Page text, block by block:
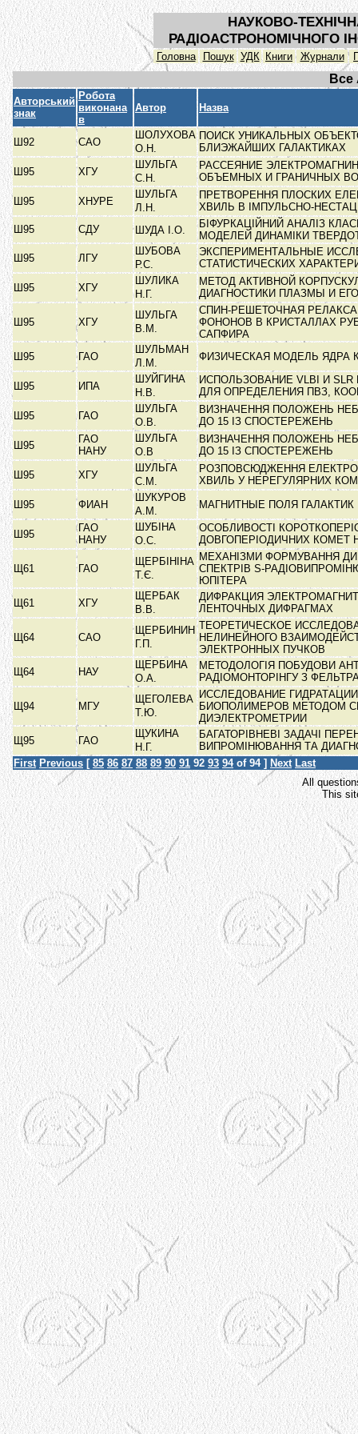
НАУКОВО-
РАДІОАСТРОНОМІЧНОГО
Головна Пошук УДК Книги Журнали
Все
Авторський
знак
Робота
виконана
в
Автор Назва
Ш92 САО
ШОЛУХОВА
О.Н.
ПОИСК УНИКАЛЬНЫХ
БЛИЭЖАЙШИХ ГАЛАКТИКАХ
Ш95
ХГУ
ШУЛЬГА
С.Н.
РАССЕЯНИЕ
ОБЪЕМНЫХ И ГРАНИЧНЫХ
Ш95
ХНУРЕ
ШУЛЬГА
Л.Н.
ПРЕТВОРЕННЯ ПЛОСКИХ
ХВИЛЬ В ІМПУЛЬСНО-
Ш95
СДУ ШУДА І.О.
БІФУРКАЦІЙНИЙ АНАЛІЗ
МОДЕЛЕЙ ДИНАМІКИ
Ш95
ЛГУ
ШУБОВА
Р.С.
ЭКСПЕРИМЕНТАЛЬНЫЕ
СТАТИСТИЧЕСКИХ
Ш95
ХГУ
ШУЛИКА
Н.Г.
МЕТОД АКТИВНОЙ
ДИАГНОСТИКИ ПЛАЗМЫ И
Ш95 ХГУ
ШУЛЬГА
В.М.
СПИН-РЕШЕТОЧНАЯ
ФОНОНОВ В КРИСТАЛЛАХ
САПФИРА
Ш95
ГАО
ШУЛЬМАН
Л.М.
ФИЗИЧЕСКАЯ МОДЕЛЬ ЯДРА
Ш95 ИПА
ШУЙГИНА
Н.В.
ИСПОЛЬЗОВАНИЕ VLBI И
ДЛЯ ОПРЕДЕЛЕНИЯ ПВЗ,
Ш95
ГАО
ШУЛЬГА
О.В.
ВИЗНАЧЕННЯ ПОЛОЖЕНЬ
ДО 15 ІЗ СПОСТЕРЕЖЕНЬ
Ш95
ГАО
НАНУ
ШУЛЬГА
О.В
ВИЗНАЧЕННЯ ПОЛОЖЕНЬ
ДО 15 ІЗ СПОСТЕРЕЖЕНЬ
Ш95
ХГУ
ШУЛЬГА
С.М.
РОЗПОВСЮДЖЕННЯ
ХВИЛЬ У НЕРЕГУЛЯРНИХ
Ш95
ФИАН
ШУКУРОВ
А.М.
МАГНИТНЫЕ ПОЛЯ ГАЛАКТИК
Ш95
ГАО
НАНУ
ШУБІНА
О.С.
ОСОБЛИВОСТІ
ДОВГОПЕРІОДИЧНИХ КОМЕТ
Щ61 ГАО
ЩЕРБІНІНА
Т.Є.
МЕХАНІЗМИ ФОРМУВАННЯ
СПЕКТРІВ S-
ЮПІТЕРА
Щ61
ХГУ
ЩЕРБАК
В.В.
ДИФРАКЦИЯ
ЛЕНТОЧНЫХ ДИФРАГМАХ
Щ64 САО
ЩЕРБИНИН
Г.П.
ТЕОРЕТИЧЕСКОЕ
НЕЛИНЕЙНОГО
ЭЛЕКТРОННЫХ ПУЧКОВ
Щ64
НАУ
ЩЕРБИНА
О.А.
МЕТОДОЛОГІЯ ПОБУДОВИ
РАДІОМОНТОРІНГУ З
Щ94 МГУ
ЩЕГОЛЕВА
Т.Ю.
ИССЛЕДОВАНИЕ ГИДРАТАЦИИ
БИОПОЛИМЕРОВ МЕТОДОМ
ДИЭЛЕКТРОМЕТРИИ
Щ95
ГАО
ЩУКИНА
Н.Г.
БАГАТОРІВНЕВІ ЗАДАЧІ
ВИПРОМІНЮВАННЯ ТА
First Previous [ 85 86 87 88 89 90 91 92 93 94of 94 ] Next Last
All
This